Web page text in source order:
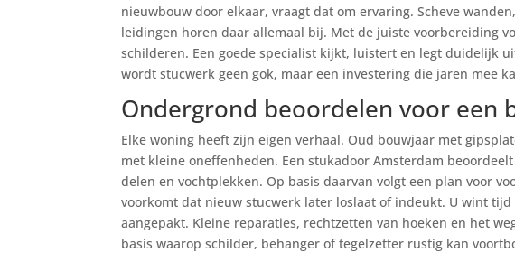
nieuwbouw door elkaar, vraagt dat om ervaring. Scheve
leidingen horen daar allemaal bij. Met de juiste voorbereiding
schilderen. Een goede specialist kijkt, luistert en legt duidelijk
wordt stucwerk geen gok, maar een investering die jaren mee
Ondergrond beoordelen voor een
Elke woning heeft zijn eigen verhaal. Oud bouwjaar met
met kleine oneffenheden. Een stukadoor Amsterdam
delen en vochtplekken. Op basis daarvan volgt een plan voor
voorkomt dat nieuw stucwerk later loslaat of indeukt. U wint
aangepakt. Kleine reparaties, rechtzetten van hoeken en het
basis waarop schilder, behanger of tegelzetter rustig kan